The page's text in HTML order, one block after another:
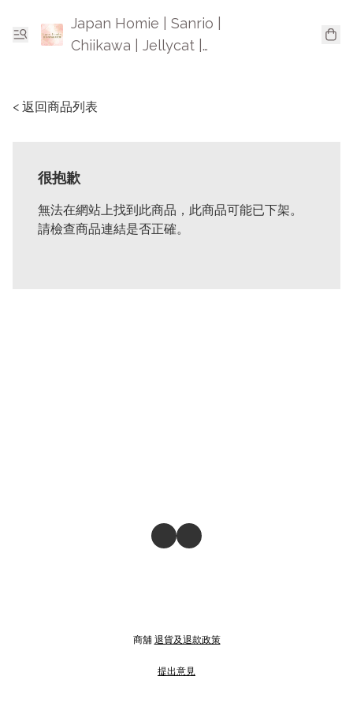
Japan Homie | Sanrio |
Chiikawa | Jellycat |
< 返回商品列表
很抱歉
無法在網站上找到此商品，此商品可能已下架。
請檢查商品連結是否正確。
商舖 退貨及退款政策
提出意見